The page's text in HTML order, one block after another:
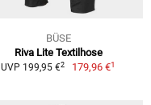
BÜSE
Riva Lite Textilhose
UVP 199,95 €2 179,96 €1